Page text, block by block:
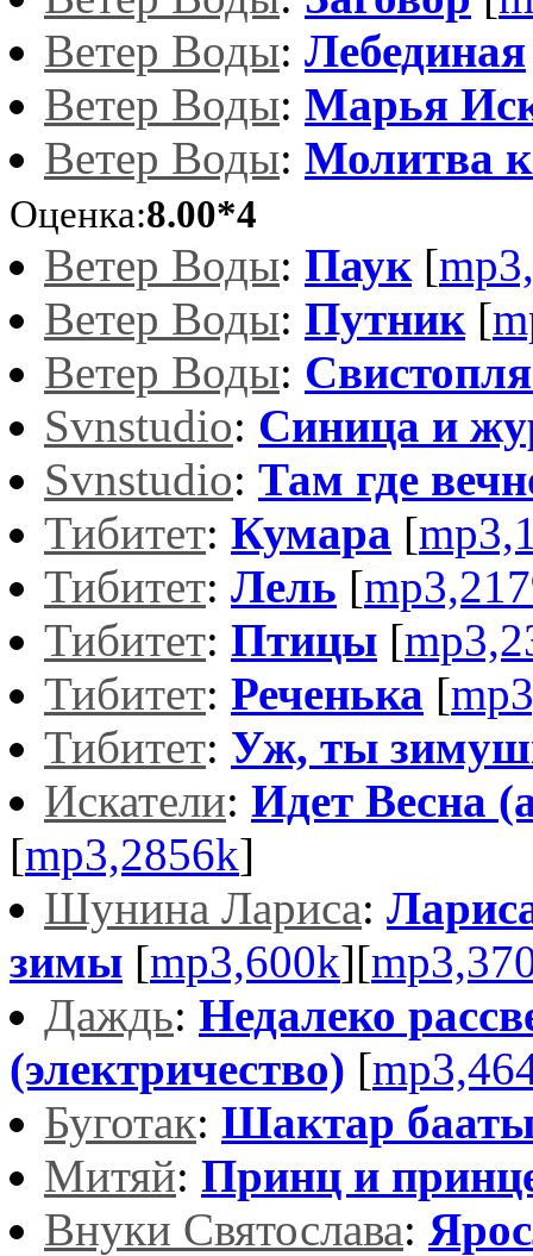
Ветер Воды: Лебединая
Ветер Воды: Марья
Ветер Воды: Молитва
Оценка:8.00*4
Ветер Воды: Паук[
Ветер Воды: Путник[
Ветер Воды:
Svnstudio: Синица и
Svnstudio: Там где
Тибитет: Кумара [
Тибитет: Лель [
Тибитет: Птицы [
Тибитет: Реченька [
Тибитет: Уж, ты
Искатели: Идет Весна
[mp3,2856k]
Шунина Лариса:
зимы [mp3,600k][
Даждь: Недалеко
(электричество) [
Буготак: Шактар
Митяй: Принц и
Внуки Святослава: